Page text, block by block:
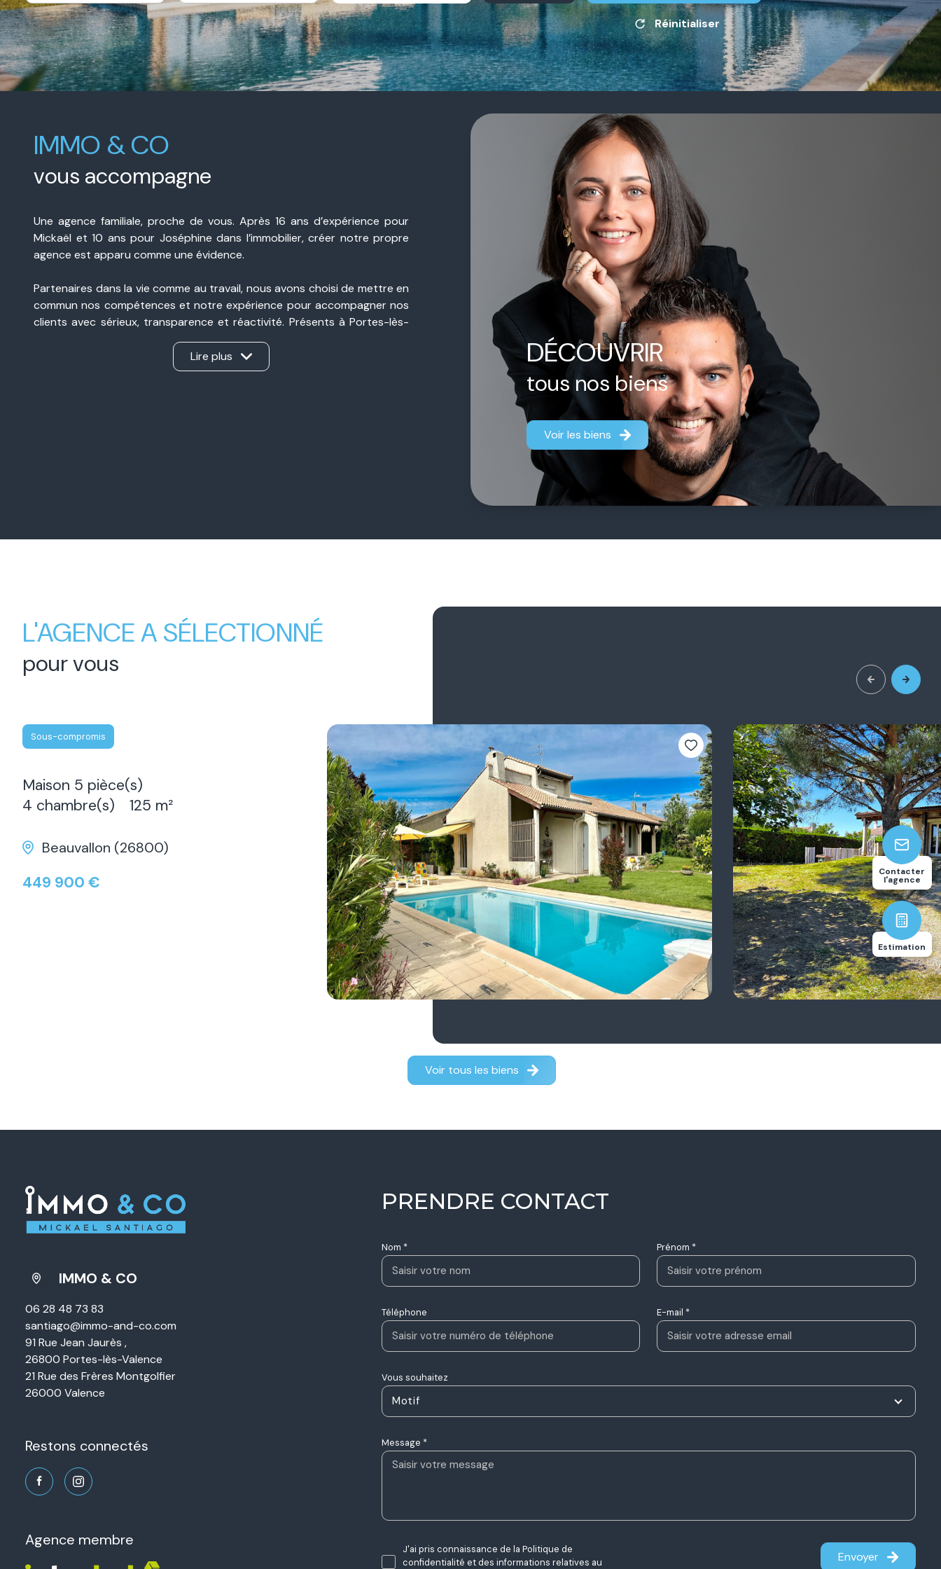
mail
contact
De l'immo pro
Réinitialiser
DÉCOUVRIR
tous nos biens
Voir les biens
IMMO & CO
vous accompagne
Une agence familiale, proche de vous. Après 16 ans d’expérience pour
Mickaël et 10 ans pour Joséphine dans l’immobilier, créer notre propre
agence est apparu comme une évidence.
Partenaires dans la vie comme au travail, nous avons choisi de mettre en
commun nos compétences et notre expérience pour accompagner nos
clients avec sérieux, transparence et réactivité. Présents à Portes-lès-
Valence et à Valence, nous sommes une agence immobilière de proximité,
ancrée dans notre secteur et à l’écoute de chaque projet, qu’il s’agisse
d’une vente, d’un achat, d’un investissement ou d’une estimation.
Lire plus
L'AGENCE A SÉLECTIONNÉ
pour vous
Maison 5 pièce(s)
3 chambre(s)
117.94 m²
Portes-lès-Valence (26800)
240 000 €
Voir tous les biens
Contacter
l'agence
Estimation
PRENDRE CONTACT
Nom * Prénom *
Téléphone E-mail *
Vous souhaitez
Motif
Message *
J'ai pris connaissance de la Politique de
confidentialité et des informations relatives au
Envoyer
IMMO & CO
06 28 48 73 83
santiago@immo-and-co.com
91 Rue Jean Jaurès ,
26800 Portes-lès-Valence
21 Rue des Frères Montgolfier
26000 Valence
restons connectés
agence membre